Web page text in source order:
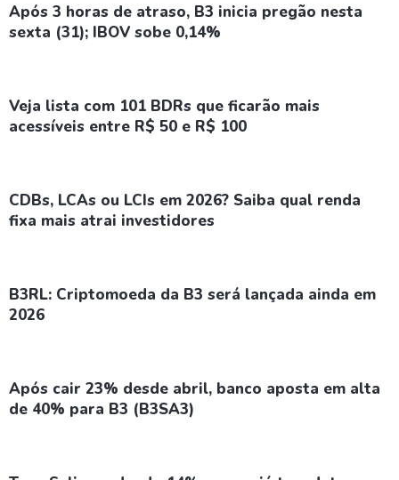
Após 3 horas de atraso, B3 inicia pregão nesta
sexta (31); IBOV sobe 0,14%
Veja lista com 101 BDRs que ficarão mais
acessíveis entre R$ 50 e R$ 100
CDBs, LCAs ou LCIs em 2026? Saiba qual renda
fixa mais atrai investidores
B3RL: Criptomoeda da B3 será lançada ainda em
2026
Após cair 23% desde abril, banco aposta em alta
de 40% para B3 (B3SA3)